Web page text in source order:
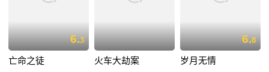
6.3
亡命之徒 火车大劫案
6.8
岁月无情